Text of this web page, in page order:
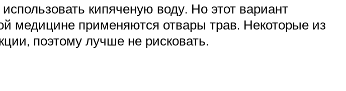
кипяченую воду. Но этот вариант
медицине применяются отвары трав. Некоторые из
поэтому лучше не рисковать.